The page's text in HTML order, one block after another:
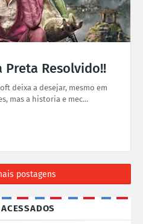
Preta Resolvido!!
deixa a desejar, mesmo em
mas a historia e mec…
postagens